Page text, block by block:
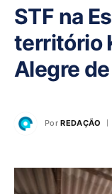
STF na
território
Alegre
Por REDAÇÃO